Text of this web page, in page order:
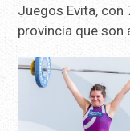
Juegos Evita, con
provincia que son